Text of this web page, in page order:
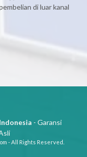
di luar kanal
- Garansi
- All Rights Reserved.